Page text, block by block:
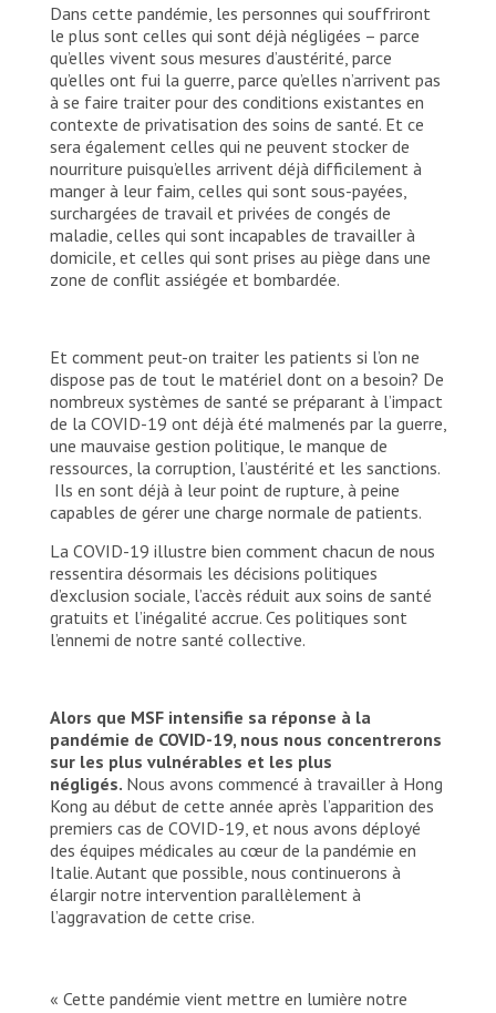
Dans cette pandémie, les personnes qui souffriront
le plus sont celles qui sont déjà négligées – parce
qu’elles vivent sous mesures d’austérité, parce
qu’elles ont fui la guerre, parce qu’elles n’arrivent pas
à se faire traiter pour des conditions existantes en
contexte de privatisation des soins de santé. Et ce
sera également celles qui ne peuvent stocker de
nourriture puisqu’elles arrivent déjà difficilement à
manger à leur faim, celles qui sont sous-payées,
surchargées de travail et privées de congés de
maladie, celles qui sont incapables de travailler à
domicile, et celles qui sont prises au piège dans une
zone de conflit assiégée et bombardée.
Et comment peut-on traiter les patients si l’on ne
dispose pas de tout le matériel dont on a besoin? De
nombreux systèmes de santé se préparant à l’impact
de la COVID-19 ont déjà été malmenés par la guerre,
une mauvaise gestion politique, le manque de
ressources, la corruption, l’austérité et les sanctions.
Ils en sont déjà à leur point de rupture, à peine
capables de gérer une charge normale de patients.
La COVID-19 illustre bien comment chacun de nous
ressentira désormais les décisions politiques
d’exclusion sociale, l’accès réduit aux soins de santé
gratuits et l’inégalité accrue. Ces politiques sont
l’ennemi de notre santé collective.
Alors que MSF intensifie sa réponse à la
pandémie de COVID-19, nous nous concentrerons
sur les plus vulnérables et les plus
négligés. Nous avons commencé à travailler à Hong
Kong au début de cette année après l’apparition des
premiers cas de COVID-19, et nous avons déployé
des équipes médicales au cœur de la pandémie en
Italie. Autant que possible, nous continuerons à
élargir notre intervention parallèlement à
l’aggravation de cette crise.
« Cette pandémie vient mettre en lumière notre